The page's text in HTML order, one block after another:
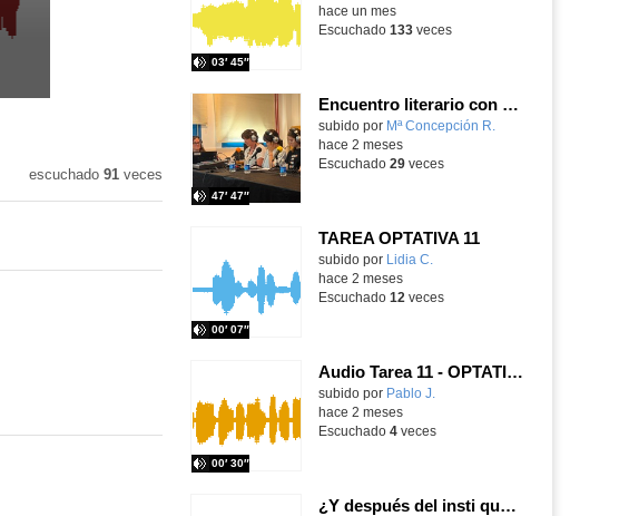
escuchado 91veces
03′ 45″
hace un mes
Escuchado 133veces
Encuentro literario con Paula Carballeira sobre su obra "Las alumnas" - Onda Lorca
Contenido educativo.
subido por Mª Concepción R.
47′ 47″
hace 2 meses
Escuchado 29veces
TAREA OPTATIVA 11
Contenido educativo.
subido por Lidia C.
00′ 07″
hace 2 meses
Escuchado 12 veces
Audio Tarea 11 - OPTATIVA: Transformación de instrucciones
Contenido educativo.
subido por Pablo J.
00′ 30″
hace 2 meses
Escuchado 4veces
¿Y después del insti qué? - Guía de supervivencia con antiguos alumnos del Julio Pérez